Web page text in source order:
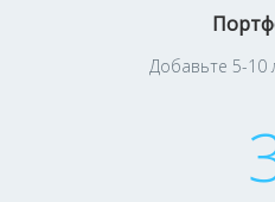
Добавьте 5-10